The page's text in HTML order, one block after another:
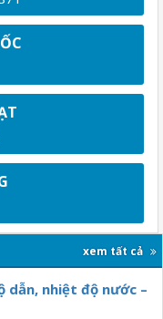
xem tất cả
dẫn, nhiệt độ nước –